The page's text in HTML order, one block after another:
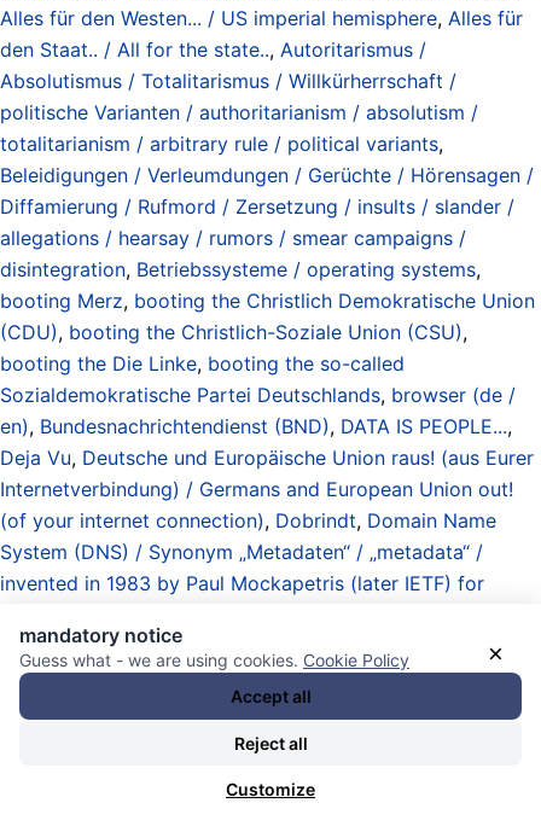
Alles für den Westen... / US imperial hemisphere, Alles für
den Staat.. / All for the state.., Autoritarismus /
Absolutismus / Totalitarismus / Willkürherrschaft /
politische Varianten / authoritarianism / absolutism /
totalitarianism / arbitrary rule / political variants,
Beleidigungen / Verleumdungen / Gerüchte / Hörensagen /
Diffamierung / Rufmord / Zersetzung / insults / slander /
allegations / hearsay / rumors / smear campaigns /
disintegration, Betriebssysteme / operating systems,
booting Merz, booting the Christlich Demokratische Union
(CDU), booting the Christlich-Soziale Union (CSU),
booting the Die Linke, booting the so-called
Sozialdemokratische Partei Deutschlands, browser (de /
en), Bundesnachrichtendienst (BND), DATA IS PEOPLE...,
Deja Vu, Deutsche und Europäische Union raus! (aus Eurer
Internetverbindung) / Germans and European Union out!
(of your internet connection), Dobrindt, Domain Name
System (DNS) / Synonym „Metadaten“ / „metadata“ /
invented in 1983 by Paul Mockapetris (later IETF) for
Webseiten / domains / websites (de / en)
elektronische
Kolonien / Datenabbaugebiete / elektronischer
Kolonialismus / Feudalismus / electronic colonies / data
mining zones / electronic colonialism / feudalism
Identitätsdiebstahl / False Flag / false identities / disguises
×
mandatory notice
Guess what - we are using cookies. Cookie Policy
Accept all
Reject all
Customize